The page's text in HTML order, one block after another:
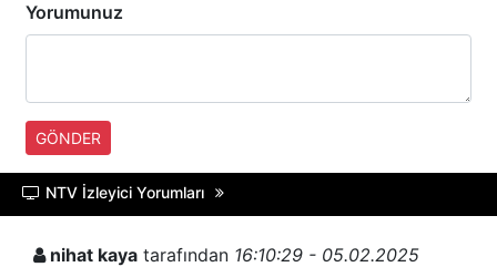
Yorumunuz
GÖNDER
NTV İzleyici Yorumları
nihat kaya tarafından 16:10:29 - 05.02.2025